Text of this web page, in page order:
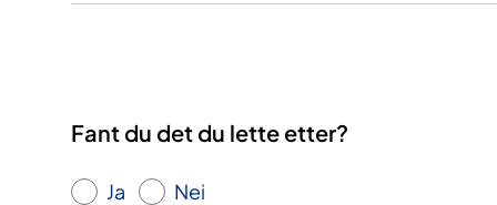
Fant du det du lette etter?
Ja Nei